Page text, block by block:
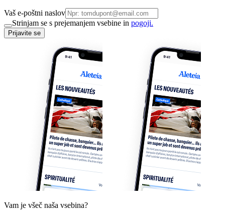
Vaš e-poštni naslov
Strinjam se s prejemanjem vsebine in pogoji.
Prijavite se
Vam je všeč naša vsebina?